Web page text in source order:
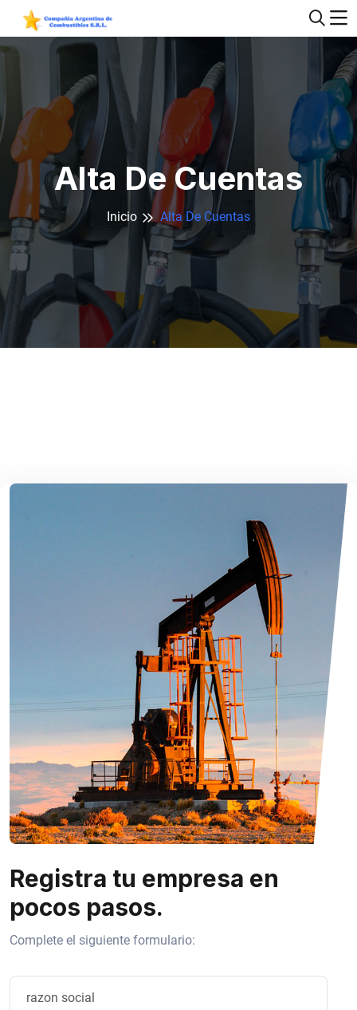
Alta De Cuentas
Inicio Alta De Cuentas
Registra tu empresa en
pocos pasos.
Complete el siguiente formulario: